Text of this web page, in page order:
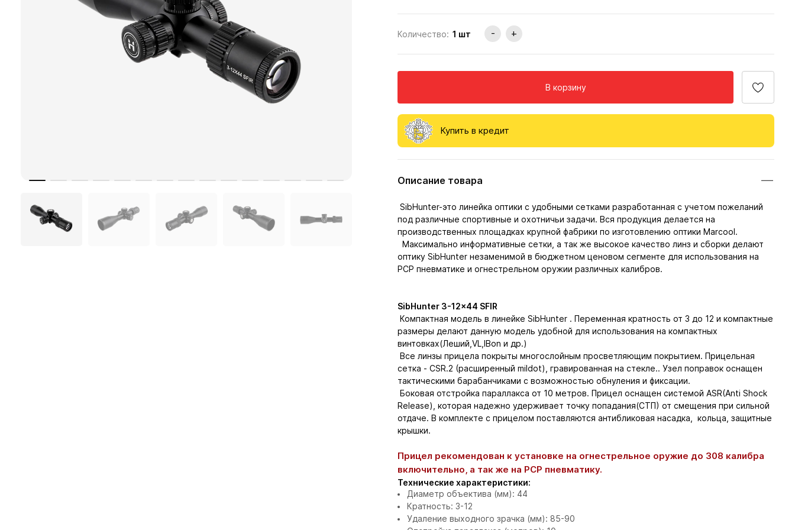
Количество: 1 шт - +
В корзину
Купить в кредит
Описание товара
SibHunter-это линейка оптики с удобными сетками разработанная с учетом пожеланий
под различные спортивные и охотничьи задачи. Вся продукция делается на
производственных площадках крупной фабрики по изготовлению оптики Marcool.
Максимально информативные сетки, а так же высокое качество линз и сборки делают
оптику SibHunter незаменимой в бюджетном ценовом сегменте для использования на
PCP пневматике и огнестрельном оружии различных калибров.
SibHunter 3-12x44 SFIR
Компактная модель в линейке SibHunter . Переменная кратность от 3 до 12 и компактные
размеры делают данную модель удобной для использования на компактных
винтовках(Леший,VL,IBon и др.)
Все линзы прицела покрыты многослойным просветляющим покрытием. Прицельная
сетка - CSR.2 (расширенный mildot), гравированная на стекле.. Узел поправок оснащен
тактическими барабанчиками с возможностью обнуления и фиксации.
Боковая отстройка параллакса от 10 метров. Прицел оснащен системой ASR(Anti Shock
Release), которая надежно удерживает точку попадания(СТП) от смещения при сильной
отдаче. В комплекте с прицелом поставляются антибликовая насадка, кольца, защитные
крышки.
Прицел рекомендован к установке на огнестрельное оружие до 308 калибра
включительно, а так же на PCP пневматику.
Технические характеристики:
Диаметр объектива (мм): 44
Кратность: 3-12
Удаление выходного зрачка (мм): 85-90